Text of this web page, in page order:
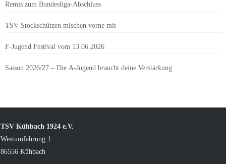
Remis zum Bundesliga-Abschluss
TSV-Stockschützen mischen vorne mit
F-Jugend Festival vom 13.06.2026
Saison 2026/27 – Die A-Jugend braucht deine Verstärkung
TSV Kühbach 1924 e.V.
Westumfahrung 1
86556 Kühbach